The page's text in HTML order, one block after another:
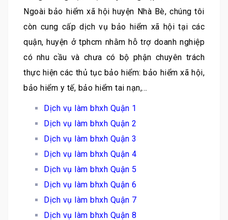
Ngoài bảo hiểm xã hội huyện Nhà Bè, chúng tôi
còn cung cấp dịch vụ bảo hiểm xã hội tại các
quận, huyện ở tphcm nhằm hỗ trợ doanh nghiệp
có nhu cầu và chưa có bộ phận chuyên trách
thực hiện các thủ tục bảo hiểm: bảo hiểm xã hội,
bảo hiểm y tế, bảo hiểm tai nạn,…
Dịch vụ làm bhxh Quận 1
Dịch vụ làm bhxh Quận 2
Dịch vụ làm bhxh Quận 3
Dịch vụ làm bhxh Quận 4
Dịch vụ làm bhxh Quận 5
Dịch vụ làm bhxh Quận 6
Dịch vụ làm bhxh Quận 7
Dịch vụ làm bhxh Quận 8